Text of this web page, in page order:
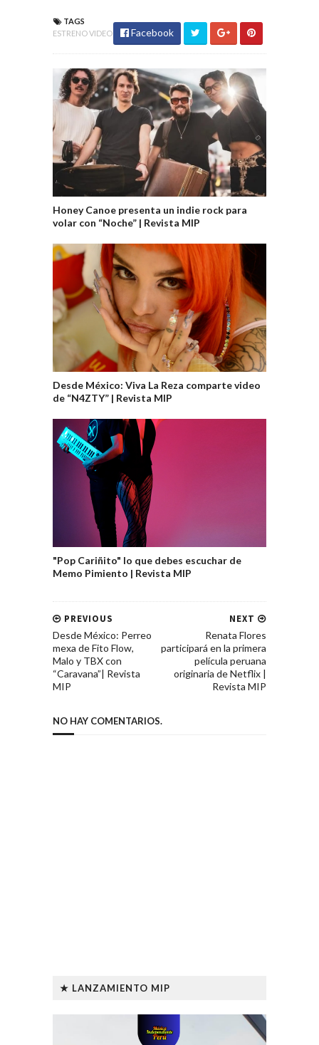
TAGS
ESTRENO VIDEO
Facebook
Honey Canoe presenta un indie rock para
volar con “Noche” | Revista MIP
Desde México: Viva La Reza comparte video
de “N4ZTY” | Revista MIP
"Pop Cariñito" lo que debes escuchar de
Memo Pimiento | Revista MIP
NEXT
Renata Flores
participará en la primera
película peruana
originaria de Netflix |
Revista MIP
PREVIOUS
Desde México: Perreo
mexa de Fito Flow,
Malo y TBX con
“Caravana”| Revista
MIP
NO HAY COMENTARIOS.
★ LANZAMIENTO MIP